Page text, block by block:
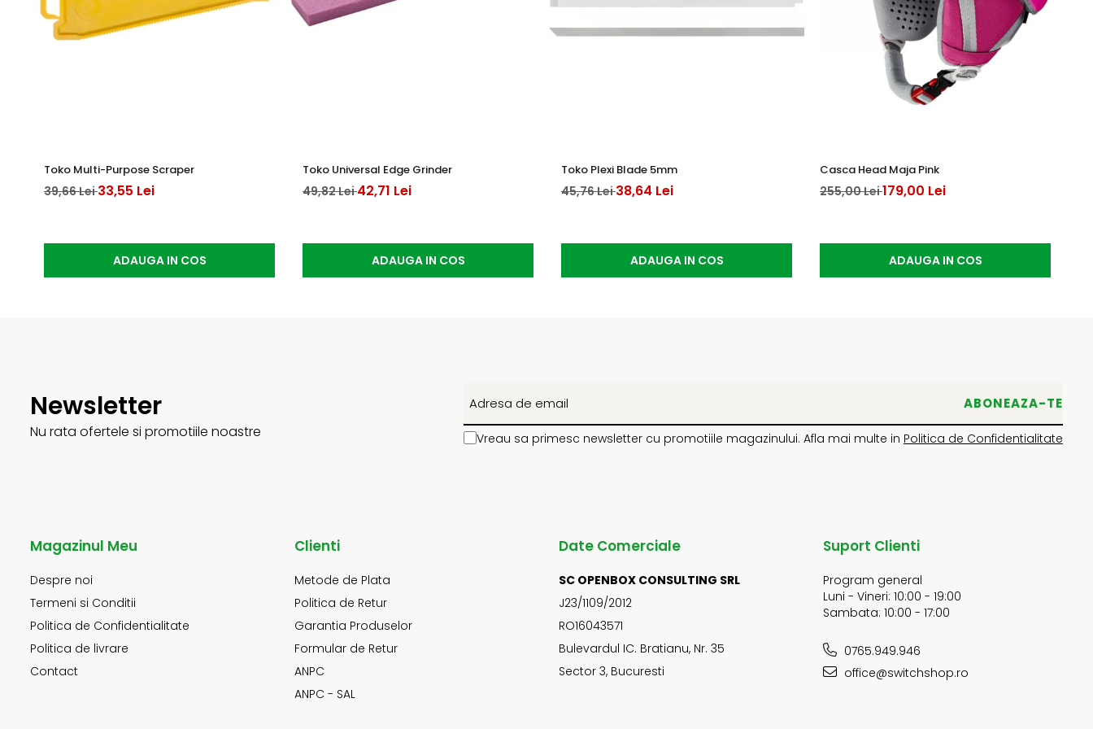
Toko Multi-Purpose Scraper
39,66 Lei33,55 Lei
ADAUGA IN COS
Toko Universal Edge Grinder
49,82 Lei42,71 Lei
ADAUGA IN COS
Toko Plexi Blade 5mm
45,76 Lei38,64 Lei
ADAUGA IN COS
Casca Head Maja Pink
255,00 Lei179,00 Lei
ADAUGA IN COS
Newsletter
Nu rata ofertele si promotiile noastre Vreau sa primesc newsletter cu promotiile magazinului. Afla mai multe in Politica de Confidentialitate
Magazinul Meu
Despre noi
Termeni si Conditii
Politica de Confidentialitate
Politica de livrare
Contact
Clienti
Metode de Plata
Politica de Retur
Garantia Produselor
Formular de Retur
ANPC
ANPC - SAL
Date Comerciale
SC OPENBOX CONSULTING SRL
J23/1109/2012
RO16043571
Bulevardul IC. Bratianu, Nr. 35
Sector 3, Bucuresti
Suport Clienti
Program general
Luni - Vineri: 10:00 - 19:00
Sambata: 10:00 - 17:00
0765.949.946
office@switchshop.ro